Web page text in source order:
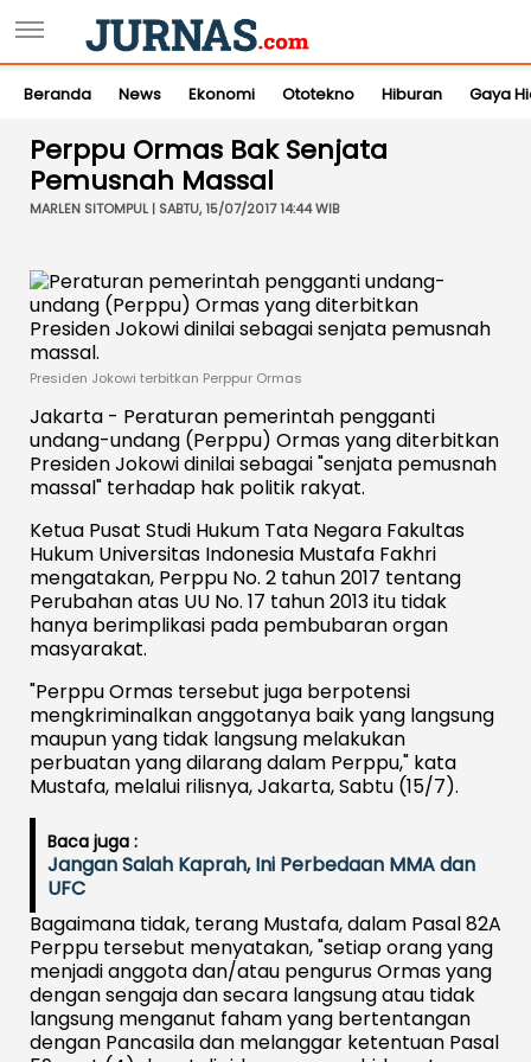
Beranda News Ekonomi Ototekno Hiburan Gaya
Perppu Ormas Bak Senjata
Pemusnah Massal
MARLEN SITOMPUL | SABTU, 15/07/2017 14:44 WIB
Presiden Jokowi terbitkan Perppur Ormas
Jakarta - Peraturan pemerintah pengganti
undang-undang (Perppu) Ormas yang diterbitkan
Presiden Jokowi dinilai sebagai "senjata pemusnah
massal" terhadap hak politik rakyat.
Ketua Pusat Studi Hukum Tata Negara Fakultas
Hukum Universitas Indonesia Mustafa Fakhri
mengatakan, Perppu No. 2 tahun 2017 tentang
Perubahan atas UU No. 17 tahun 2013 itu tidak
hanya berimplikasi pada pembubaran organ
masyarakat.
"Perppu Ormas tersebut juga berpotensi
mengkriminalkan anggotanya baik yang langsung
maupun yang tidak langsung melakukan
perbuatan yang dilarang dalam Perppu," kata
Mustafa, melalui rilisnya, Jakarta, Sabtu (15/7).
Baca juga :
Jangan Salah Kaprah, Ini Perbedaan MMA dan
UFC
Bagaimana tidak, terang Mustafa, dalam Pasal 82A
Perppu tersebut menyatakan, "setiap orang yang
menjadi anggota dan/atau pengurus Ormas yang
dengan sengaja dan secara langsung atau tidak
langsung menganut faham yang bertentangan
dengan Pancasila dan melanggar ketentuan Pasal